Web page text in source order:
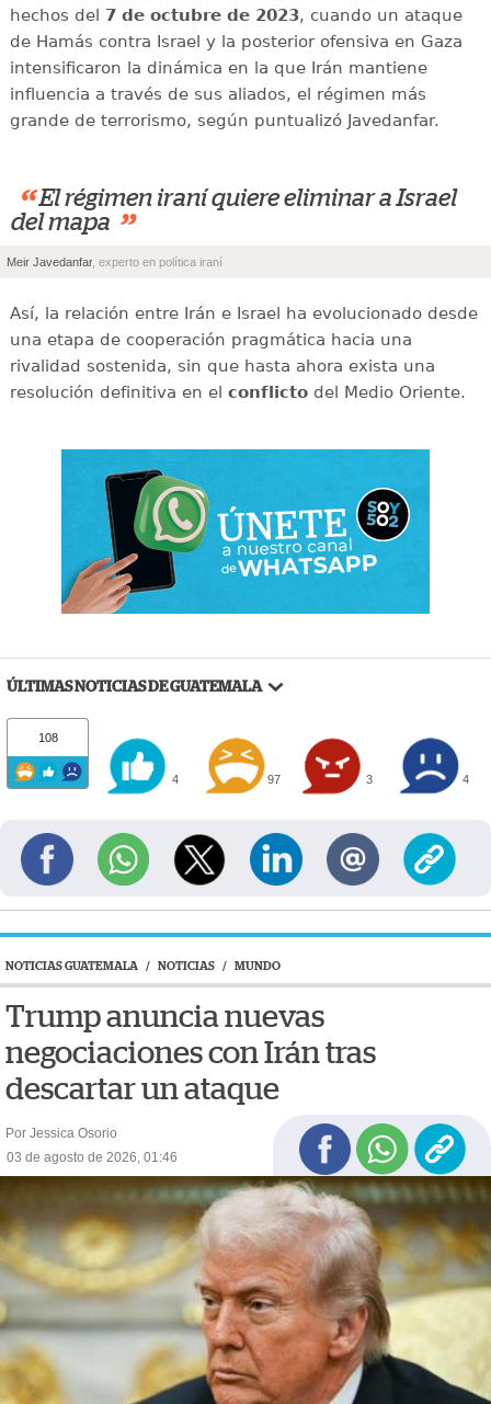
hechos del 7 de octubre de 2023, cuando un ataque
de Hamás contra Israel y la posterior ofensiva en Gaza
intensificaron la dinámica en la que Irán mantiene
influencia a través de sus aliados, el régimen más
grande de terrorismo, según puntualizó Javedanfar.
“ El régimen iraní quiere eliminar a Israel
del mapa ”
Meir Javedanfar , experto en política iraní
Así, la relación entre Irán e Israel ha evolucionado desde
una etapa de cooperación pragmática hacia una
rivalidad sostenida, sin que hasta ahora exista una
resolución definitiva en el conflictodel Medio Oriente.
ÚLTIMAS NOTICIAS DE GUATEMALA
108
4 97 3 4
NOTICIAS GUATEMALA / NOTICIAS / MUNDO
Trump anuncia nuevas
negociaciones con Irán tras
descartar un ataque
Por Jessica Osorio
03 de agosto de 2026, 01:46